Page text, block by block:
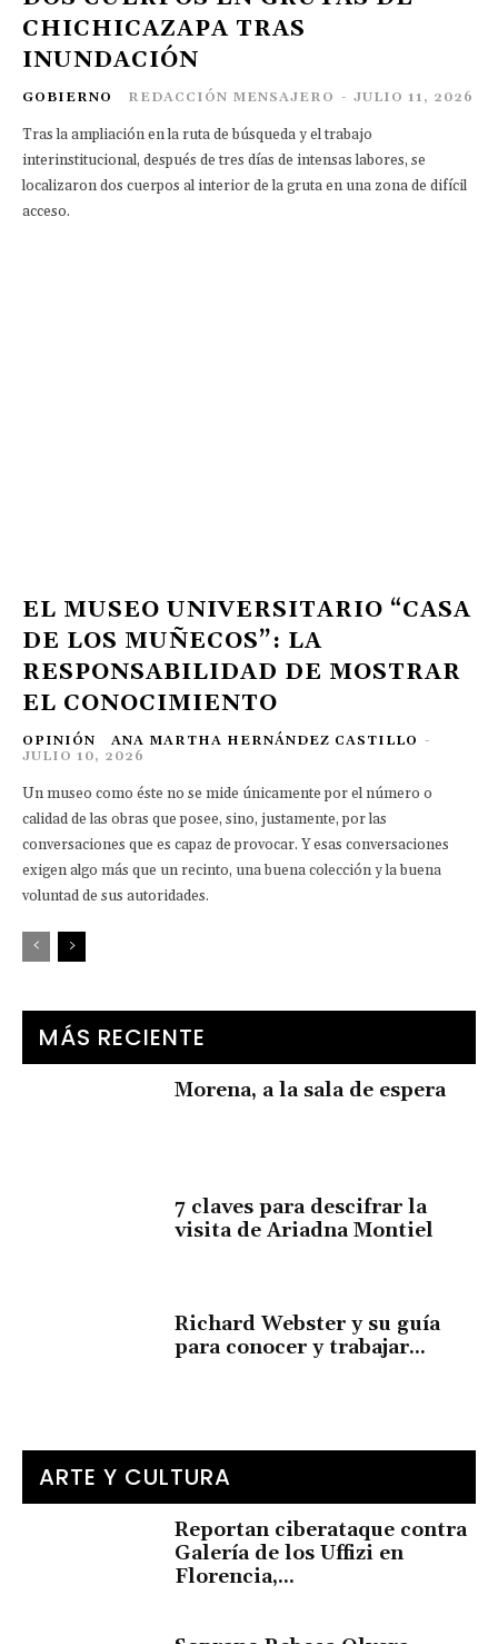
CHICHICAZAPA TRAS
INUNDACIÓN
GOBIERNO REDACCIÓN MENSAJERO - JULIO 11, 2026
Tras la ampliación en la ruta de búsqueda y el trabajo
interinstitucional, después de tres días de intensas labores, se
localizaron dos cuerpos al interior de la gruta en una zona de difícil
acceso.
EL MUSEO UNIVERSITARIO “CASA
DE LOS MUÑECOS”: LA
RESPONSABILIDAD DE MOSTRAR
EL CONOCIMIENTO
OPINIÓN ANA MARTHA HERNÁNDEZ CASTILLO -
JULIO 10, 2026
Un museo como éste no se mide únicamente por el número o
calidad de las obras que posee, sino, justamente, por las
conversaciones que es capaz de provocar. Y esas conversaciones
exigen algo más que un recinto, una buena colección y la buena
voluntad de sus autoridades.
MÁS RECIENTE
Morena, a la sala de espera
7 claves para descifrar la
visita de Ariadna Montiel
Richard Webster y su guía
para conocer y trabajar...
ARTE Y CULTURA
Reportan ciberataque contra
Galería de los Uffizi en
Florencia,...